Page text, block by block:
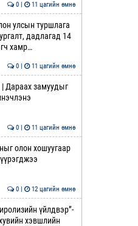
0 | 11 цагийн өмнө
улсын туршлага
дадлагад 14
хамр…
0 | 11 цагийн өмнө
Дараах замуудыг
0 | 11 цагийн өмнө
олон хошуугаар
0 | 12 цагийн өмнө
үйлдвэр”-
хэвшлийн